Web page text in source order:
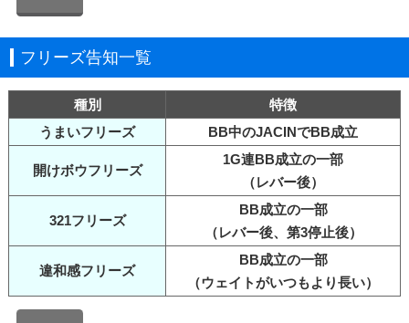
フリーズ告知一覧
種別
特徴
うまいフリーズ
BB中のJACINでBB成立
開けボウフリーズ
1G連BB成立の一部
（レバー後）
321フリーズ
BB成立の一部
（レバー後、第3停止後）
違和感フリーズ
BB成立の一部
（ウェイトがいつもより長い）